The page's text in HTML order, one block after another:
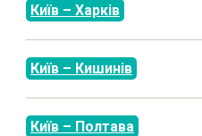
Київ – Харків
Київ – Кишинів
Київ – Полтава